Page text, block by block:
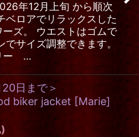
年12月上旬 から順次
ベロアでリラックスした
ズ。 ウエストはゴムで
サイズ調整できます。
ー …
日まで＞
biker jacket [Marie]